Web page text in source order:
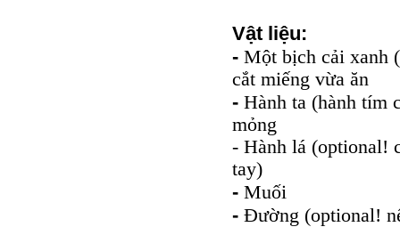
Vật liệu:
- Một bịch cải xanh
cắt miếng vừa ăn
- Hành ta (hành tím
mỏng
- Hành lá (optional!
tay)
- Muối
- Đường (optional!